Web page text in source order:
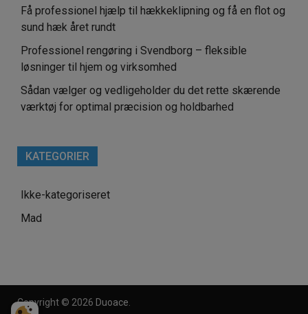
Få professionel hjælp til hækkeklipning og få en flot og
sund hæk året rundt
Professionel rengøring i Svendborg – fleksible
løsninger til hjem og virksomhed
Sådan vælger og vedligeholder du det rette skærende
værktøj for optimal præcision og holdbarhed
KATEGORIER
Ikke-kategoriseret
Mad
Copyright © 2026 Duoace